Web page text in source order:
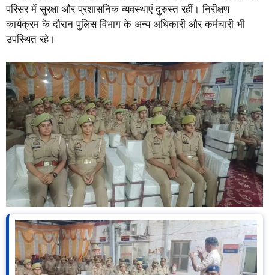
परिसर में सुरक्षा और प्रशासनिक व्यवस्थाएं दुरुस्त रहीं। निरीक्षण
कार्यक्रम के दौरान पुलिस विभाग के अन्य अधिकारी और कर्मचारी भी
उपस्थित रहे।